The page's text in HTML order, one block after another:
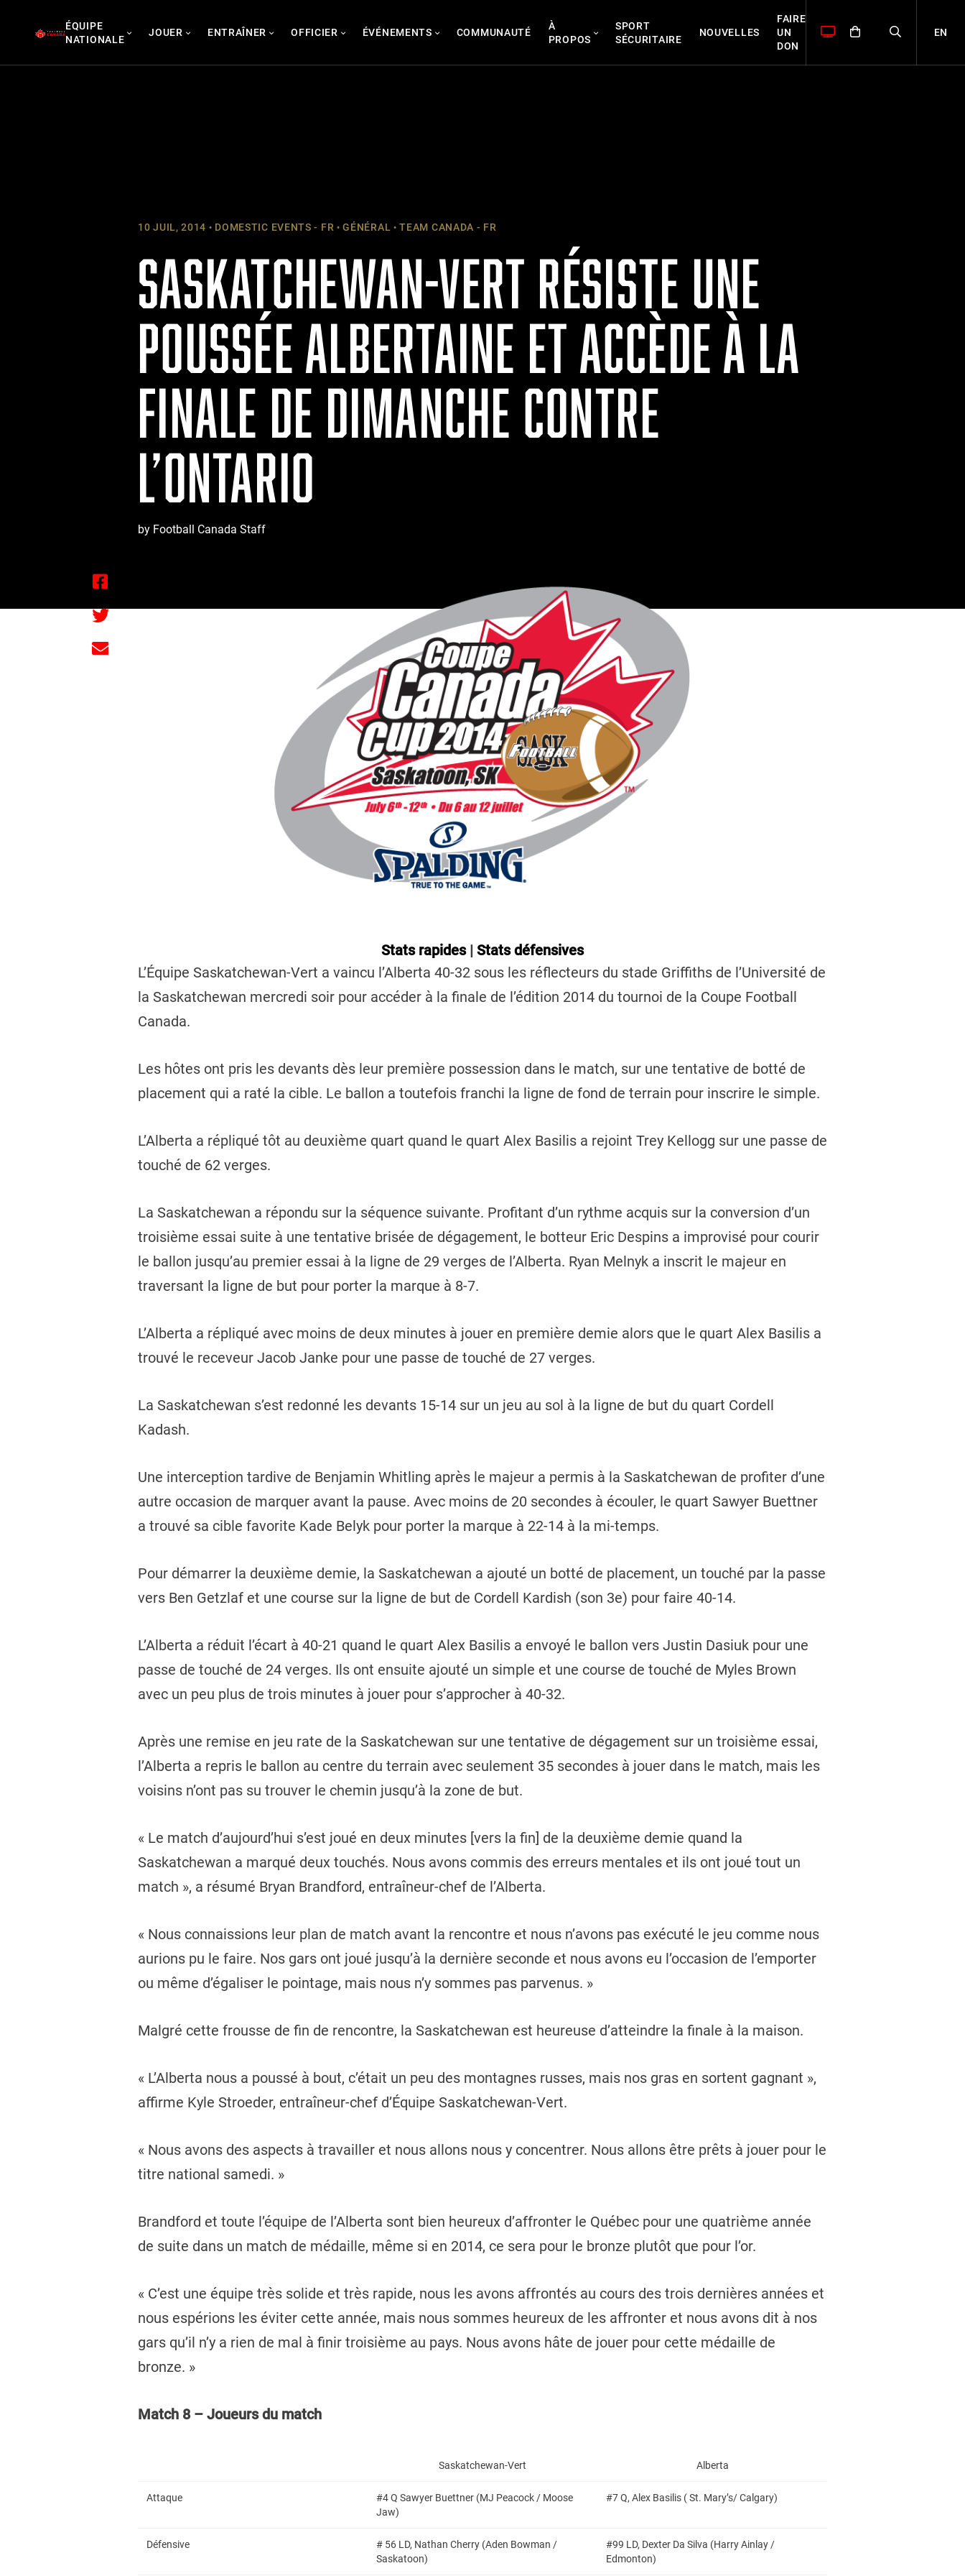
ÉQUIPE
NATIONALE
JOUER ENTRAÎNER OFFICIER ÉVÉNEMENTS COMMUNAUTÉ
À
PROPOS
SPORT
SÉCURITAIRE
NOUVELLES
FAIRE
UN
DON
EN
10 JUIL, 2014 DOMESTIC EVENTS - FR GÉNÉRAL TEAM CANADA - FR
SASKATCHEWAN-VERT RÉSISTE UNE
POUSSÉE ALBERTAINE ET ACCÈDE À LA
FINALE DE DIMANCHE CONTRE
L’ONTARIO
by Football Canada Staff
Stats rapides | Stats défensives
L’Équipe Saskatchewan-Vert a vaincu l’Alberta 40-32 sous les réflecteurs du stade Griffiths de l’Université de
la Saskatchewan mercredi soir pour accéder à la finale de l’édition 2014 du tournoi de la Coupe Football
Canada.
Les hôtes ont pris les devants dès leur première possession dans le match, sur une tentative de botté de
placement qui a raté la cible. Le ballon a toutefois franchi la ligne de fond de terrain pour inscrire le simple.
L’Alberta a répliqué tôt au deuxième quart quand le quart Alex Basilis a rejoint Trey Kellogg sur une passe de
touché de 62 verges.
La Saskatchewan a répondu sur la séquence suivante. Profitant d’un rythme acquis sur la conversion d’un
troisième essai suite à une tentative brisée de dégagement, le botteur Eric Despins a improvisé pour courir
le ballon jusqu’au premier essai à la ligne de 29 verges de l’Alberta. Ryan Melnyk a inscrit le majeur en
traversant la ligne de but pour porter la marque à 8-7.
L’Alberta a répliqué avec moins de deux minutes à jouer en première demie alors que le quart Alex Basilis a
trouvé le receveur Jacob Janke pour une passe de touché de 27 verges.
La Saskatchewan s’est redonné les devants 15-14 sur un jeu au sol à la ligne de but du quart Cordell
Kadash.
Une interception tardive de Benjamin Whitling après le majeur a permis à la Saskatchewan de profiter d’une
autre occasion de marquer avant la pause. Avec moins de 20 secondes à écouler, le quart Sawyer Buettner
a trouvé sa cible favorite Kade Belyk pour porter la marque à 22-14 à la mi-temps.
Pour démarrer la deuxième demie, la Saskatchewan a ajouté un botté de placement, un touché par la passe
vers Ben Getzlaf et une course sur la ligne de but de Cordell Kardish (son 3e) pour faire 40-14.
L’Alberta a réduit l’écart à 40-21 quand le quart Alex Basilis a envoyé le ballon vers Justin Dasiuk pour une
passe de touché de 24 verges. Ils ont ensuite ajouté un simple et une course de touché de Myles Brown
avec un peu plus de trois minutes à jouer pour s’approcher à 40-32.
Après une remise en jeu rate de la Saskatchewan sur une tentative de dégagement sur un troisième essai,
l’Alberta a repris le ballon au centre du terrain avec seulement 35 secondes à jouer dans le match, mais les
voisins n’ont pas su trouver le chemin jusqu’à la zone de but.
« Le match d’aujourd’hui s’est joué en deux minutes [vers la fin] de la deuxième demie quand la
Saskatchewan a marqué deux touchés. Nous avons commis des erreurs mentales et ils ont joué tout un
match », a résumé Bryan Brandford, entraîneur-chef de l’Alberta.
« Nous connaissions leur plan de match avant la rencontre et nous n’avons pas exécuté le jeu comme nous
aurions pu le faire. Nos gars ont joué jusqu’à la dernière seconde et nous avons eu l’occasion de l’emporter
ou même d’égaliser le pointage, mais nous n’y sommes pas parvenus. »
Malgré cette frousse de fin de rencontre, la Saskatchewan est heureuse d’atteindre la finale à la maison.
« L’Alberta nous a poussé à bout, c’était un peu des montagnes russes, mais nos gras en sortent gagnant »,
affirme Kyle Stroeder, entraîneur-chef d’Équipe Saskatchewan-Vert.
« Nous avons des aspects à travailler et nous allons nous y concentrer. Nous allons être prêts à jouer pour le
titre national samedi. »
Brandford et toute l’équipe de l’Alberta sont bien heureux d’affronter le Québec pour une quatrième année
de suite dans un match de médaille, même si en 2014, ce sera pour le bronze plutôt que pour l’or.
« C’est une équipe très solide et très rapide, nous les avons affrontés au cours des trois dernières années et
nous espérions les éviter cette année, mais nous sommes heureux de les affronter et nous avons dit à nos
gars qu’il n’y a rien de mal à finir troisième au pays. Nous avons hâte de jouer pour cette médaille de
bronze. »
Match 8 – Joueurs du match
Saskatchewan-Vert Alberta
Attaque
#4 Q Sawyer Buettner (MJ Peacock / Moose
Jaw)
#7 Q, Alex Basilis ( St. Mary’s/ Calgary)
Défensive
# 56 LD, Nathan Cherry (Aden Bowman /
Saskatoon)
#99 LD, Dexter Da Silva (Harry Ainlay /
Edmonton)